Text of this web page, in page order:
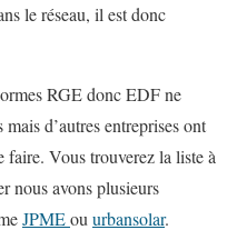
le réseau, il est donc
RGE donc EDF ne
d’autres entreprises ont
faire. Vous trouverez la liste à
nous avons plusieurs
JPMEouurbansolar.